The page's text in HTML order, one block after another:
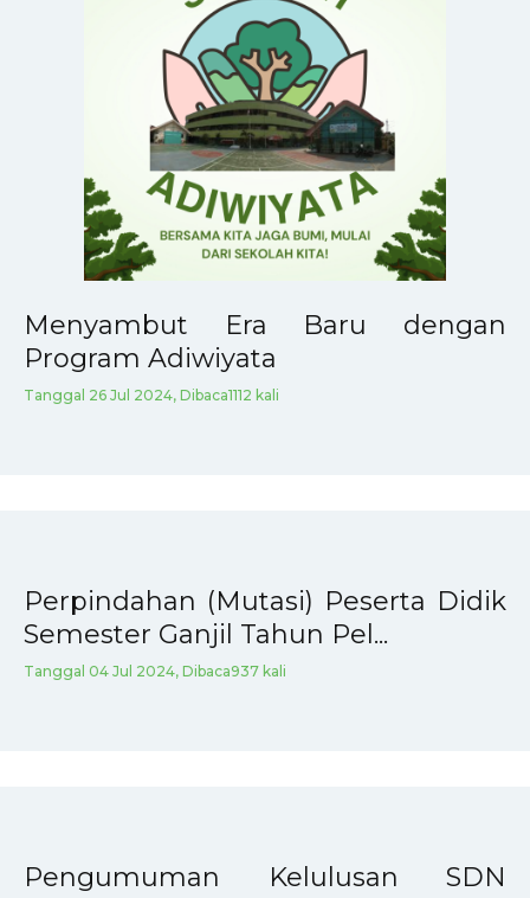
Menyambut Era Baru dengan
Program Adiwiyata
Tanggal 26 Jul 2024, Dibaca1112 kali
Perpindahan (Mutasi) Peserta Didik
Semester Ganjil Tahun Pel...
Tanggal 04 Jul 2024, Dibaca937 kali
Pengumuman Kelulusan SDN